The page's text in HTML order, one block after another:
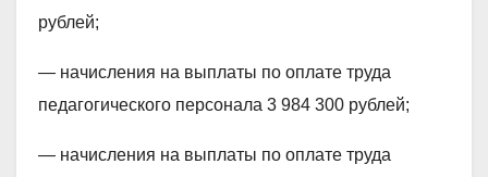
рублей;
— начисления на выплаты по оплате труда
педагогического персонала 3 984 300 рублей;
— начисления на выплаты по оплате труда